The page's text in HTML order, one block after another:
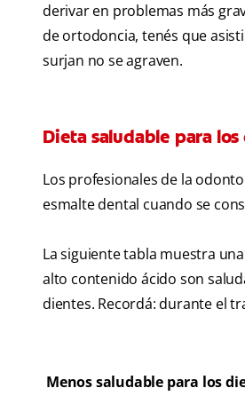
derivar en problemas más
de ortodoncia, tenés que
surjan no se agraven.
Dieta saludable para
Los profesionales de la
esmalte dental cuando se
La siguiente tabla muestra
alto contenido ácido son
dientes. Recordá: durante el
Menos saludable para los